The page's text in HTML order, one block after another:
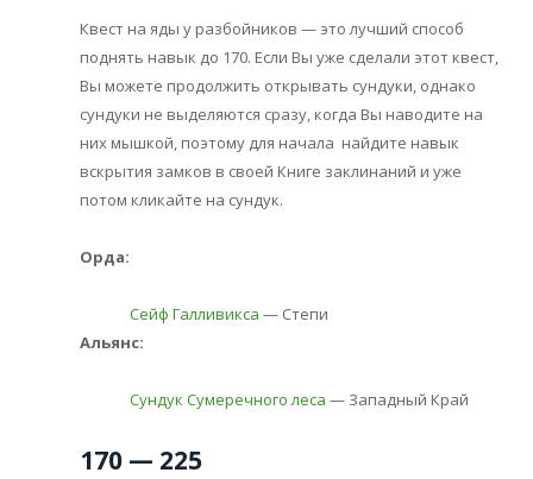
Квест на яды у разбойников — это лучший способ
поднять навык до 170. Если Вы уже сделали этот квест,
Вы можете продолжить открывать сундуки, однако
сундуки не выделяются сразу, когда Вы наводите на
них мышкой, поэтому для начала найдите навык
вскрытия замков в своей Книге заклинаний и уже
потом кликайте на сундук.
Орда:
Сейф Галливикса — Степи
Альянс:
Сундук Сумеречного леса — Западный Край
170 — 225